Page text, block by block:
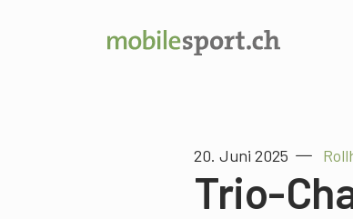
20. Juni 2025
Trio-